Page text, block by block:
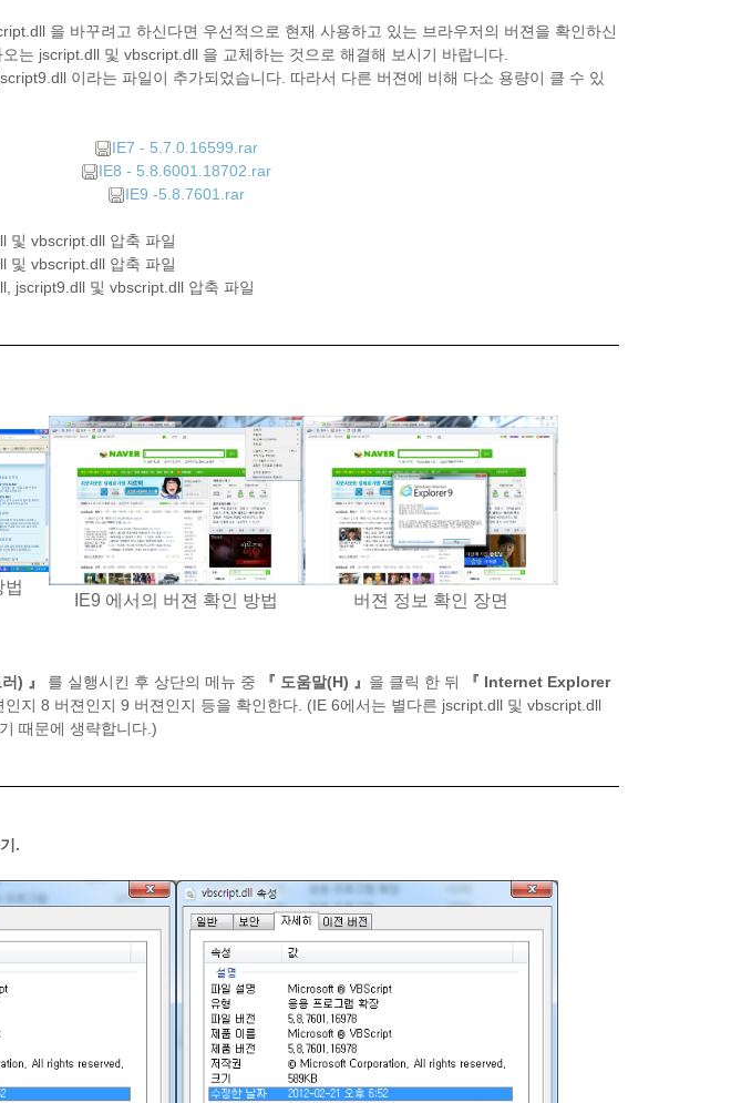
을 바꾸려고 하신다면 우선적으로 현재 사용하고 있는 브라우저의 버젼을 확인하신
는 jscript.dll 및 vbscript.dll 을 교체하는 것으로 해결해 보시기 바랍니다.
이라는 파일이 추가되었습니다. 따라서 다른 버젼에 비해 다소 용량이 클 수 있
IE7 - 5.7.0.16599.rar
IE8 - 5.8.6001.18702.rar
IE9 -5.8.7601.rar
및 vbscript.dll 압축 파일
및 vbscript.dll 압축 파일
jscript9.dll 및 vbscript.dll 압축 파일
법
IE9 에서의 버젼 확인 방법 버젼 정보 확인 장면
) 』 를 실행시킨 후 상단의 메뉴 중 『 도움말(H) 』 을 클릭 한 뒤
『 Internet Explorer
지 8 버젼인지 9 버젼인지 등을 확인한다. (IE 6에서는 별다른 jscript.dll 및 vbscript.dll
때문에 생략합니다.)
.